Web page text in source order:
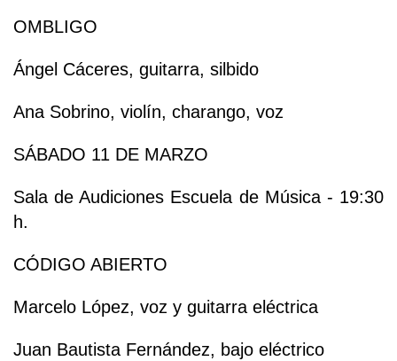
OMBLIGO
Ángel Cáceres, guitarra, silbido
Ana Sobrino, violín, charango, voz
SÁBADO 11 DE MARZO
Sala de Audiciones Escuela de Música - 19:30
h.
CÓDIGO ABIERTO
Marcelo López, voz y guitarra eléctrica
Juan Bautista Fernández, bajo eléctrico